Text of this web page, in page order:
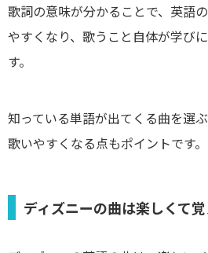
歌詞の意味が分かることで、英語
やすくなり、歌うこと自体が学び
す。
知っている単語が出てくる曲を選
歌いやすくなる点もポイントです。
ディズニーの曲は楽しくて